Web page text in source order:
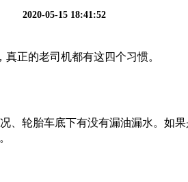
2020-05-15 18:41:52
正的老司机都有这四个习惯。
、轮胎车底下有没有漏油漏水。如